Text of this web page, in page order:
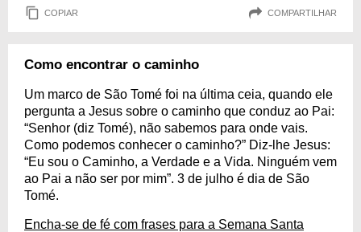
COPIAR COMPARTILHAR
Como encontrar o caminho
Um marco de São Tomé foi na última ceia, quando ele
pergunta a Jesus sobre o caminho que conduz ao Pai:
“Senhor (diz Tomé), não sabemos para onde vais.
Como podemos conhecer o caminho?” Diz-lhe Jesus:
“Eu sou o Caminho, a Verdade e a Vida. Ninguém vem
ao Pai a não ser por mim”. 3 de julho é dia de São
Tomé.
Encha-se de fé com frases para a Semana Santa